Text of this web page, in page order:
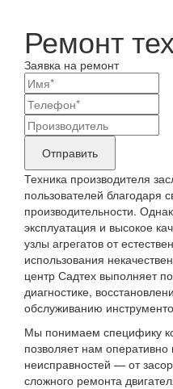
Ремонт
Заявка на ремонт
Ваши
контактные
данные
Название
бренда
продукта,
требующего
ремонта
Отправить
Техника производителя
пользователей благодаря
производительности.
эксплуатация и высокое
узлы агрегатов от
использования
центр Садтех выполняет
диагностике,
обслуживанию
Мы понимаем специфику
позволяет нам
неисправностей — от
сложного ремонта